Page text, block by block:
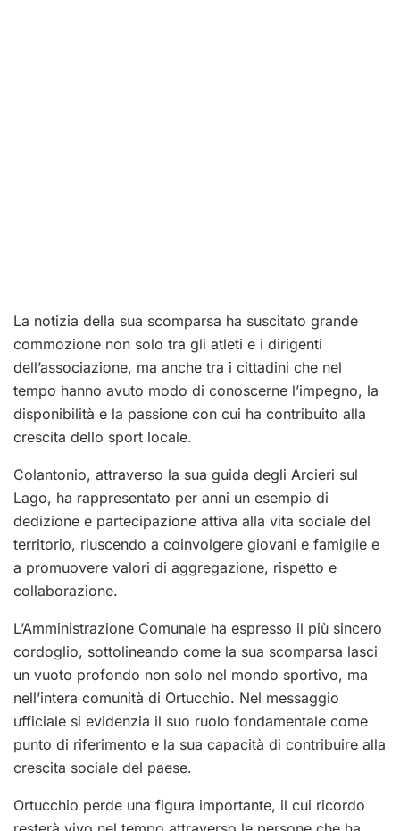
La notizia della sua scomparsa ha suscitato grande
commozione non solo tra gli atleti e i dirigenti
dell’associazione, ma anche tra i cittadini che nel
tempo hanno avuto modo di conoscerne l’impegno, la
disponibilità e la passione con cui ha contribuito alla
crescita dello sport locale.
Colantonio, attraverso la sua guida degli Arcieri sul
Lago, ha rappresentato per anni un esempio di
dedizione e partecipazione attiva alla vita sociale del
territorio, riuscendo a coinvolgere giovani e famiglie e
a promuovere valori di aggregazione, rispetto e
collaborazione.
L’Amministrazione Comunale ha espresso il più sincero
cordoglio, sottolineando come la sua scomparsa lasci
un vuoto profondo non solo nel mondo sportivo, ma
nell’intera comunità di Ortucchio. Nel messaggio
ufficiale si evidenzia il suo ruolo fondamentale come
punto di riferimento e la sua capacità di contribuire alla
crescita sociale del paese.
Ortucchio perde una figura importante, il cui ricordo